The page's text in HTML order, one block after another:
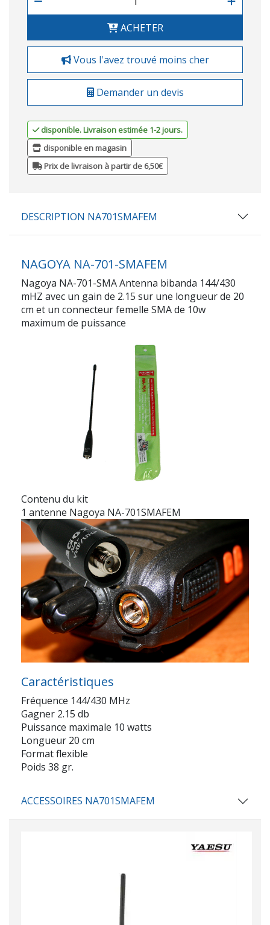
ACHETER
Vous l'avez trouvé moins cher
Demander un devis
disponible. Livraison estimée 1-2 jours.
disponible en magasin
Prix de livraison à partir de 6,50€
DESCRIPTION NA701SMAFEM
NAGOYA NA-701-SMAFEM
Nagoya NA-701-SMA Antenna bibanda 144/430
mHZ avec un gain de 2.15 sur une longueur de 20
cm et un connecteur femelle SMA de 10w
maximum de puissance
Contenu du kit
1 antenne Nagoya NA-701SMAFEM
Caractéristiques
Fréquence 144/430 MHz
Gagner 2.15 db
Puissance maximale 10 watts
Longueur 20 cm
Format flexible
Poids 38 gr.
ACCESSOIRES NA701SMAFEM